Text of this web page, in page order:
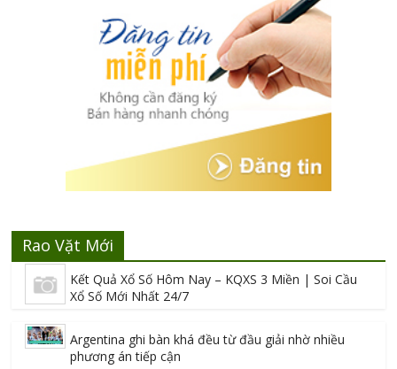
Rao Vặt Mới
Kết Quả Xổ Số Hôm Nay – KQXS 3 Miền | Soi Cầu
Xổ Số Mới Nhất 24/7
Argentina ghi bàn khá đều từ đầu giải nhờ nhiều
phương án tiếp cận